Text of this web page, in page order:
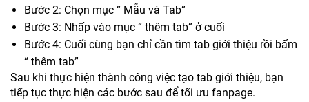
Bước 2: Chọn mục “ Mẫu và Tab”
Bước 3: Nhấp vào mục “ thêm tab” ở cuối
Bước 4: Cuối cùng bạn chỉ cần tìm tab giới thiệu rồi bấm
“ thêm tab”
Sau khi thực hiện thành công việc tạo tab giới thiệu, bạn
tiếp tục thực hiện các bước sau để tối ưu fanpage.